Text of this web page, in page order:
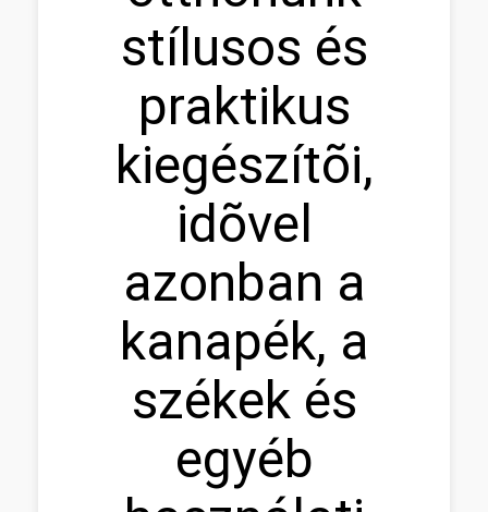
stílusos és
praktikus
kiegészítõi,
idõvel
azonban a
kanapék, a
székek és
egyéb